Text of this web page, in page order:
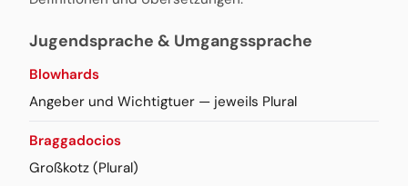
Jugendsprache & Umgangssprache
Blowhards
Angeber und Wichtigtuer — jeweils Plural
Braggadocios
Großkotz (Plural)